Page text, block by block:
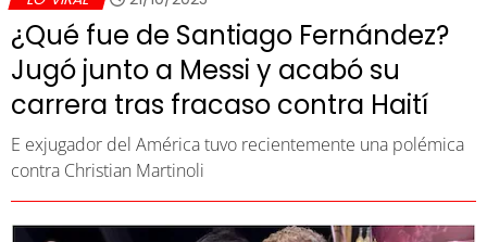
¿Qué fue de Santiago Fernández?
Jugó junto a Messi y acabó su
carrera tras fracaso contra Haití
E exjugador del América tuvo recientemente una polémica
contra Christian Martinoli